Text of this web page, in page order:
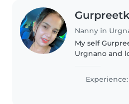
Nanny in
My self
Urgnano and